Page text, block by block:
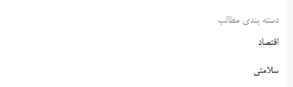
دسته بندی مطالب
اقتصاد
سلامتی